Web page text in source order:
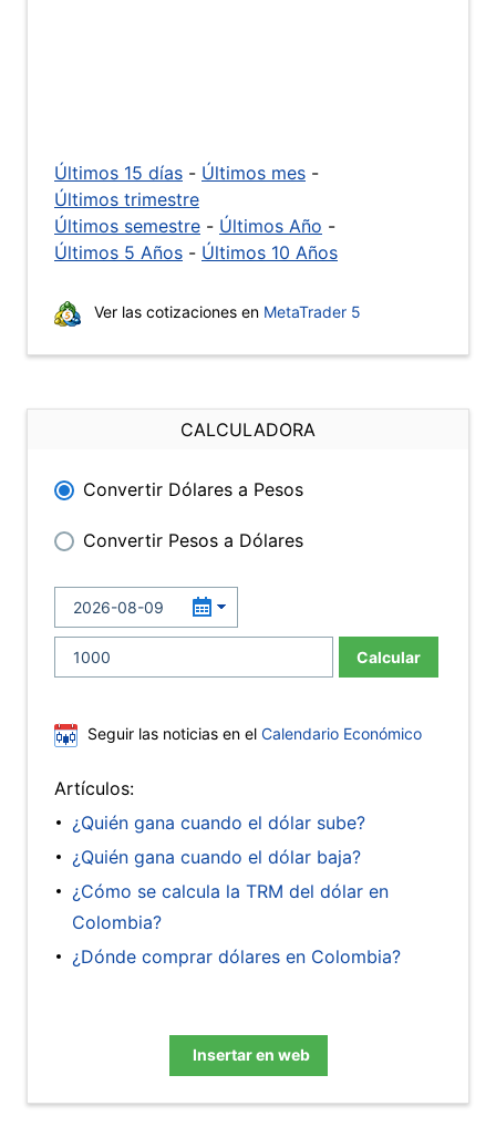
Últimos 15 días - Últimos mes -
Últimos trimestre
Últimos semestre - Últimos Año -
Últimos 5 Años - Últimos 10 Años
Ver las cotizaciones en MetaTrader 5
CALCULADORA
Convertir Dólares a Pesos
Convertir Pesos a Dólares
Calcular
Seguir las noticias en el Calendario Económico
Artículos:
¿Quién gana cuando el dólar sube?
¿Quién gana cuando el dólar baja?
¿Cómo se calcula la TRM del dólar en
Colombia?
¿Dónde comprar dólares en Colombia?
Insertar en web